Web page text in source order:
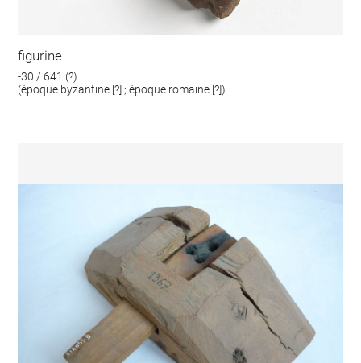
figurine
-30 / 641 (?)
(époque byzantine [?] ; époque romaine [?])